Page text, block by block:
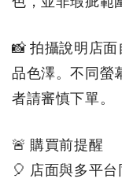
📸 拍攝說明店
品色澤。不同螢
者請審慎下單。
🚨 購買前提醒
🎈 店面與多平